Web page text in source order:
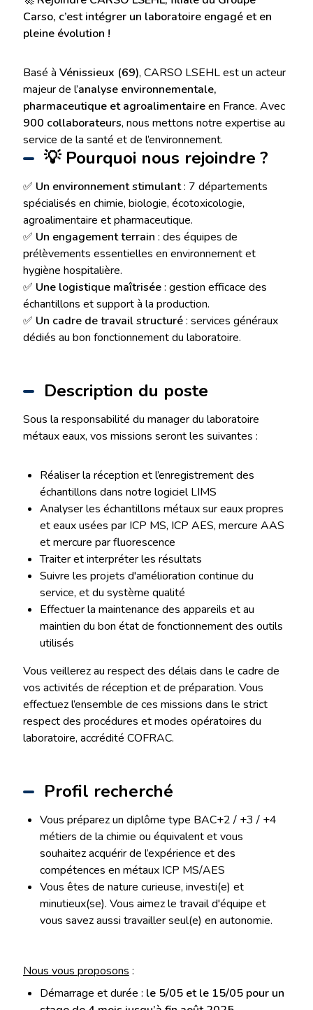
Carso, c’est intégrer un laboratoire engagé et en
pleine évolution !
Basé à Vénissieux (69), CARSO LSEHL est un acteur
majeur de l’analyse environnementale,
pharmaceutique et agroalimentaireen France. Avec
900 collaborateurs, nous mettons notre expertise au
service de la santé et de l’environnement.
💡 Pourquoi nous rejoindre ?
✅ Un environnement stimulant: 7 départements
spécialisés en chimie, biologie, écotoxicologie,
agroalimentaire et pharmaceutique.
✅ Un engagement terrain : des équipes de
prélèvements essentielles en environnement et
hygiène hospitalière.
✅ Une logistique maîtrisée: gestion efficace des
échantillons et support à la production.
✅ Un cadre de travail structuré: services généraux
dédiés au bon fonctionnement du laboratoire.
Description du poste
Sous la responsabilité du manager du laboratoire
métaux eaux, vos missions seront les suivantes :
Réaliser la réception et l’enregistrement des
échantillons dans notre logiciel LIMS
Analyser les échantillons métaux sur eaux propres
et eaux usées par ICP MS, ICP AES, mercure AAS
et mercure par fluorescence
Traiter et interpréter les résultats
Suivre les projets d'amélioration continue du
service, et du système qualité
Effectuer la maintenance des appareils et au
maintien du bon état de fonctionnement des outils
utilisés
Vous veillerez au respect des délais dans le cadre de
vos activités de réception et de préparation. Vous
effectuez l’ensemble de ces missions dans le strict
respect des procédures et modes opératoires du
laboratoire, accrédité COFRAC.
Profil recherché
Vous préparez un diplôme type BAC+2 / +3 / +4
métiers de la chimie ou équivalent et vous
souhaitez acquérir de l’expérience et des
compétences en métaux ICP MS/AES
Vous êtes de nature curieuse, investi(e) et
minutieux(se). Vous aimez le travail d'équipe et
vous savez aussi travailler seul(e) en autonomie.
Nous vous proposons :
Démarrage et durée : le 5/05 et le 15/05 pour un